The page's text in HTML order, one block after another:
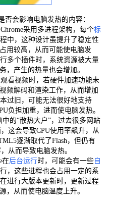
否会影响电脑发热的内容：
采用多进程架构，每个标
中，这种设计虽提升了稳定性
用较高，从而可能使电脑发
多个插件时，系统资源被大量
，产生的热量也会增加。
看视频时，若硬件加速功能未
频解码和渲染工作，从而增加
过旧，可能无法很好地支持
负担加重，进而使电脑发热。
中的“散热大户”，过去很多网站
这会导致CPU使用率飙升，从
逐渐取代了Flash，但仍有
从而导致电脑发热。
在后台运行时，可能会有一些自
，这些进程也会占用一定的系
进行大版本更新时，更新过程
，从而使电脑温度上升。